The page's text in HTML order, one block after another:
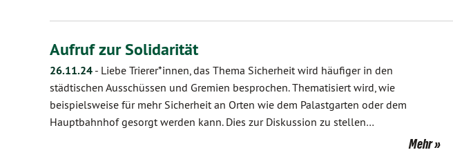
Aufruf zur Solidarität
26.11.24 - Liebe Trierer*innen, das Thema Sicherheit wird häufiger in den
städtischen Ausschüssen und Gremien besprochen. Thematisiert wird, wie
beispielsweise für mehr Sicherheit an Orten wie dem Palastgarten oder dem
Hauptbahnhof gesorgt werden kann. Dies zur Diskussion zu stellen…
Mehr